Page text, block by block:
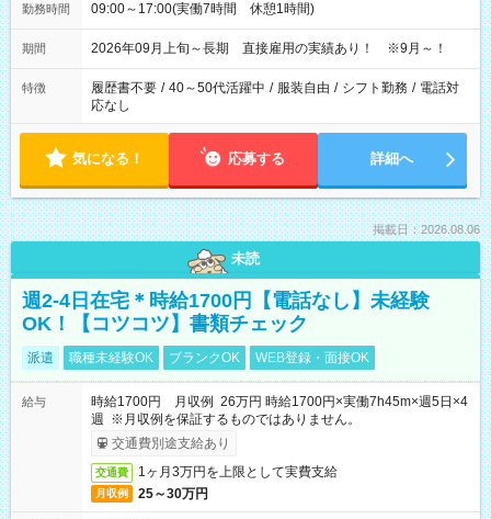
勤務時間 09:00～17:00(実働7時間 休憩1時間)
期間 2026年09月上旬～長期 直接雇用の実績あり！ ※9月～！
特徴 履歴書不要 / 40～50代活躍中 / 服装自由 / シフト勤務 / 電話対
応なし
気になる！ 応募する 詳細へ
掲載日：2026.08.06
未読
週2-4日在宅＊時給1700円【電話なし】未経験
OK！【コツコツ】書類チェック
派遣 職種未経験OK ブランクOK WEB登録・面接OK
給与
時給1700円 月収例 26万円 時給1700円×実働7h45m×週5日×4
週 ※月収例を保証するものではありません。
交通費別途支給あり
交通費 1ヶ月3万円を上限として実費支給
月収例 25～30万円